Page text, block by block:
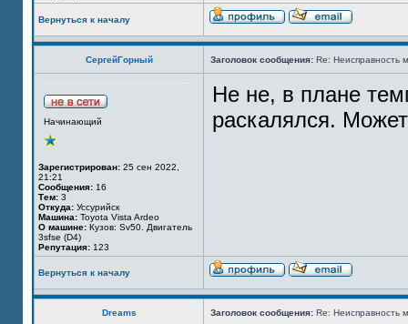
Вернуться к началу
СергейГорный Заголовок сообщения: Re: Неисправность
Начинающий
Зарегистрирован: 25 сен 2022,
21:21
Сообщения: 16
Тем: 3
Откуда: Уссурийск
Машина: Toyota Vista Ardeo
О машине: Кузов: Sv50. Двигатель
3sfse (D4)
Репутация: 123
Не не, в плане
раскалялся.
Вернуться к началу
Dreams Заголовок сообщения: Re: Неисправность